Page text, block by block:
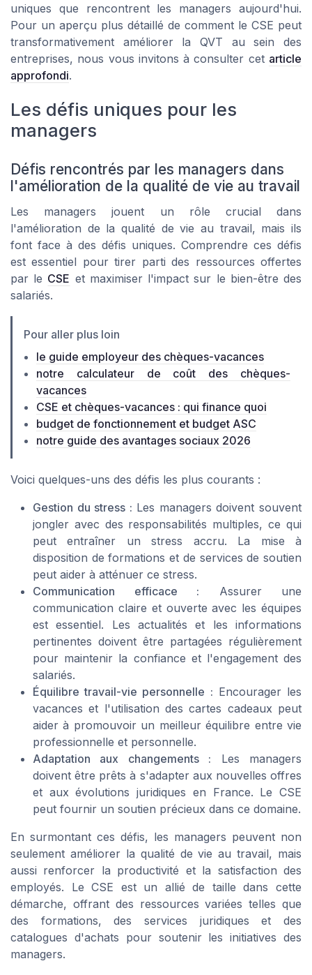
uniques que rencontrent les managers aujourd'hui.
Pour un aperçu plus détaillé de comment le CSE peut
transformativement améliorer la QVT au sein des
entreprises, nous vous invitons à consulter cet article
approfondi.
Les défis uniques pour les
managers
Défis rencontrés par les managers dans
l'amélioration de la qualité de vie au travail
Les managers jouent un rôle crucial dans
l'amélioration de la qualité de vie au travail, mais ils
font face à des défis uniques. Comprendre ces défis
est essentiel pour tirer parti des ressources offertes
par le CSE et maximiser l'impact sur le bien-être des
salariés.
Pour aller plus loin
le guide employeur des chèques-vacances
notre calculateur de coût des chèques-
vacances
CSE et chèques-vacances : qui finance quoi
budget de fonctionnement et budget ASC
notre guide des avantages sociaux 2026
Voici quelques-uns des défis les plus courants :
Gestion du stress : Les managers doivent souvent
jongler avec des responsabilités multiples, ce qui
peut entraîner un stress accru. La mise à
disposition de formations et de services de soutien
peut aider à atténuer ce stress.
Communication efficace : Assurer une
communication claire et ouverte avec les équipes
est essentiel. Les actualités et les informations
pertinentes doivent être partagées régulièrement
pour maintenir la confiance et l'engagement des
salariés.
Équilibre travail-vie personnelle : Encourager les
vacances et l'utilisation des cartes cadeaux peut
aider à promouvoir un meilleur équilibre entre vie
professionnelle et personnelle.
Adaptation aux changements : Les managers
doivent être prêts à s'adapter aux nouvelles offres
et aux évolutions juridiques en France. Le CSE
peut fournir un soutien précieux dans ce domaine.
En surmontant ces défis, les managers peuvent non
seulement améliorer la qualité de vie au travail, mais
aussi renforcer la productivité et la satisfaction des
employés. Le CSE est un allié de taille dans cette
démarche, offrant des ressources variées telles que
des formations, des services juridiques et des
catalogues d'achats pour soutenir les initiatives des
managers.